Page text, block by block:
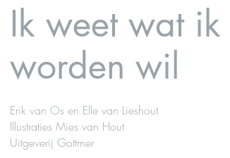
Ik weet wat ik
worden wil
Erik van Os en Elle van Lieshout
Illustraties Mies van Hout
Uitgeverij Gottmer